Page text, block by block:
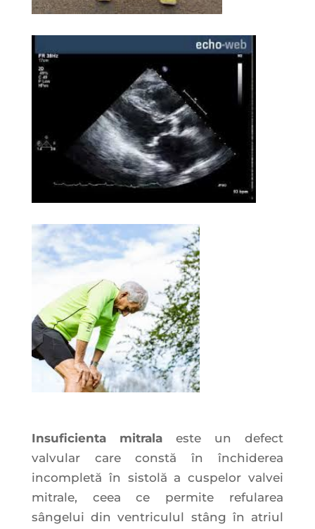
Insuficienta mitralaeste un defect
valvular care constă în închiderea
incompletă în sistolă a cuspelor valvei
mitrale, ceea ce permite refularea
sângelui din ventriculul stâng în atriul